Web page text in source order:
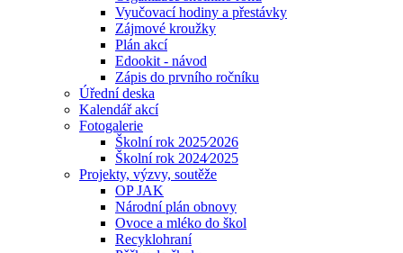
Vyučovací hodiny a přestávky
Zájmové kroužky
Plán akcí
Edookit - návod
Zápis do prvního ročníku
Úřední deska
Kalendář akcí
Fotogalerie
Školní rok 2025⁄2026
Školní rok 2024⁄2025
Projekty, výzvy, soutěže
OP JAK
Národní plán obnovy
Ovoce a mléko do škol
Recyklohraní